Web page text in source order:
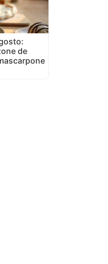
de